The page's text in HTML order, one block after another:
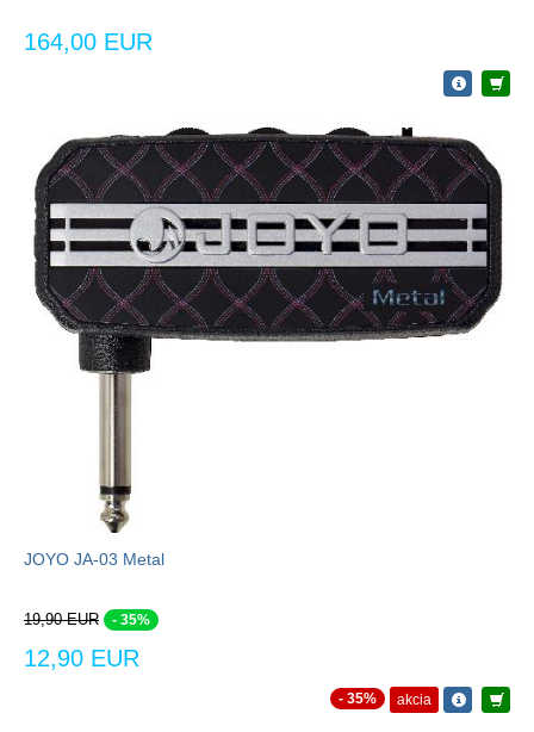
164,00 EUR
JOYO JA-03 Metal
19,90 EUR - 35%
12,90 EUR
- 35% akcia